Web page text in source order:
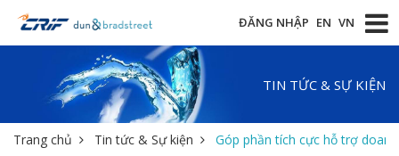
ĐĂNG NHẬP EN VN
TIN TỨC & SỰ KIỆN
Trang chủ Tin tức & Sự kiện Góp phần tích cực hỗ trợ